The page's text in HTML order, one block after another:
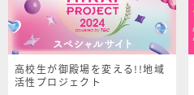
高校生が御殿場を変える!!地域
活性プロジェクト